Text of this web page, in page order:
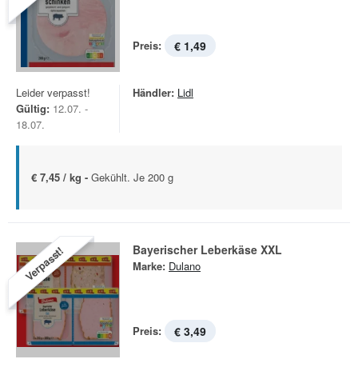
Preis: € 1,49
Leider verpasst!
Gültig: 12.07. -
18.07.
Händler: Lidl
€ 7,45 / kg - Gekühlt. Je 200 g
Verpasst! Bayerischer Leberkäse XXL
Marke: Dulano
Preis: € 3,49